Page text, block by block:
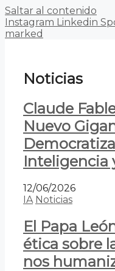
Saltar al contenido
Instagram Linkedin
marked
Noticias
Claude
Nuevo
Inteligencia
12/06/2026
IA Noticias
El Papa
ética sobre
nos